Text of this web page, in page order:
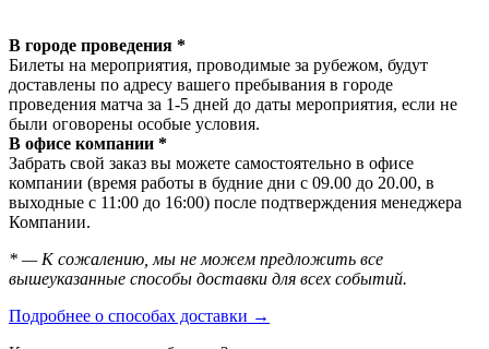
В городе проведения *
Билеты на мероприятия, проводимые за рубежом, будут
доставлены по адресу вашего пребывания в городе
проведения матча за 1-5 дней до даты мероприятия, если не
были оговорены особые условия.
В офисе компании *
Забрать свой заказ вы можете самостоятельно в офисе
компании (время работы в будние дни с 09.00 до 20.00, в
выходные с 11:00 до 16:00) после подтверждения менеджера
Компании.
* — К сожалению, мы не можем предложить все
вышеуказанные способы доставки для всех событий.
Подробнее о способах доставки →